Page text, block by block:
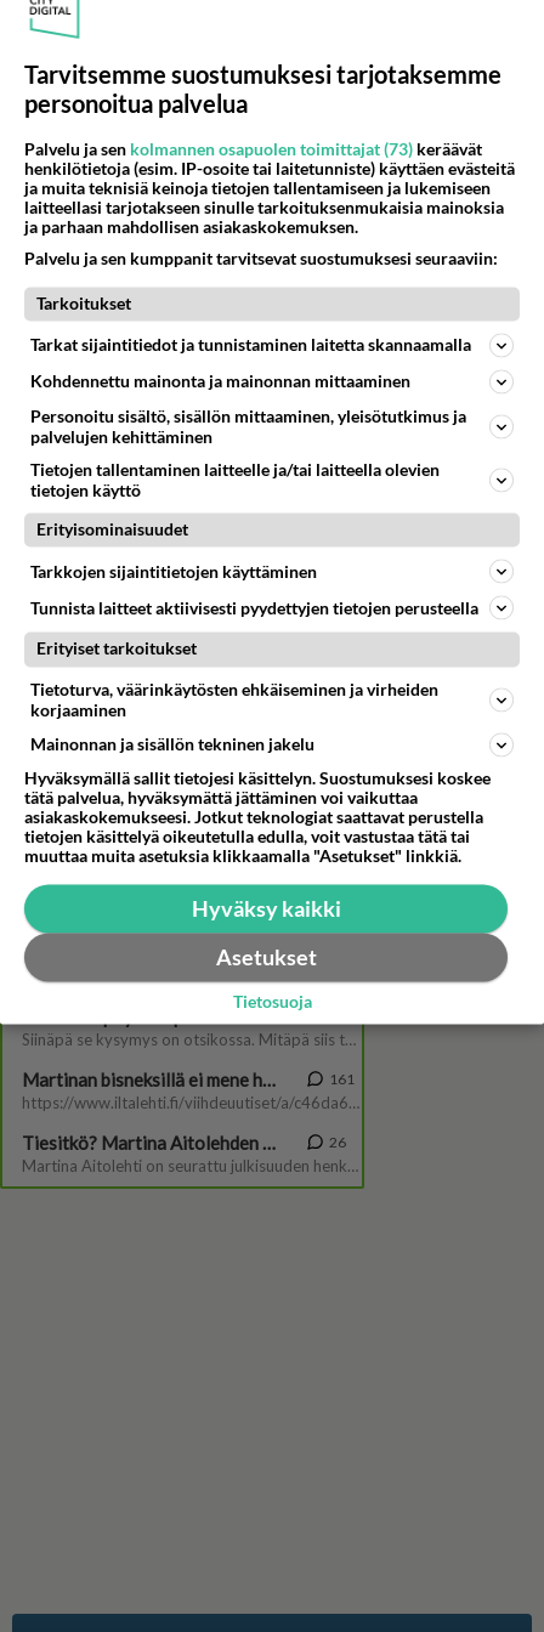
ihmeauto KITT pelastivat
pulasta ja löylyttivät pahikset
PARAS LEFFA IKINÄ
Tähdet, tähdet -kisasta
tiputettu Heidi Kyrö vaihtaa
vapaalle vanhan Suomi-
klassikon parissa
Tarvitsemme suostumuksesi tarjotaksemme
personoitua palvelua
Palvelu ja sen kolmannen osapuolen toimittajat (73) keräävät
henkilötietoja (esim. IP-osoite tai laitetunniste) käyttäen evästeitä
ja muita teknisiä keinoja tietojen tallentamiseen ja lukemiseen
laitteellasi tarjotakseen sinulle tarkoituksenmukaisia mainoksia
ja parhaan mahdollisen asiakaskokemuksen.
Palvelu ja sen kumppanit tarvitsevat suostumuksesi seuraaviin:
Tarkoitukset
Tarkat sijaintitiedot ja tunnistaminen laitetta skannaamalla
Kohdennettu mainonta ja mainonnan mittaaminen
Personoitu sisältö, sisällön mittaaminen, yleisötutkimus ja
palvelujen kehittäminen
Tietojen tallentaminen laitteelle ja/tai laitteella olevien
tietojen käyttö
Erityisominaisuudet
Tarkkojen sijaintitietojen käyttäminen
Tunnista laitteet aktiivisesti pyydettyjen tietojen perusteella
Erityiset tarkoitukset
Tietoturva, väärinkäytösten ehkäiseminen ja virheiden
korjaaminen
Mainonnan ja sisällön tekninen jakelu
Hyväksymällä sallit tietojesi käsittelyn. Suostumuksesi koskee
tätä palvelua, hyväksymättä jättäminen voi vaikuttaa
asiakaskokemukseesi. Jotkut teknologiat saattavat perustella
tietojen käsittelyä oikeutetulla edulla, voit vastustaa tätä tai
muuttaa muita asetuksia klikkaamalla "Asetukset" linkkiä.
Hyväksy kaikki
Asetukset
Tietosuoja